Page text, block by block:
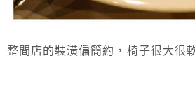
整間店的裝潢偏簡約，椅子很大很